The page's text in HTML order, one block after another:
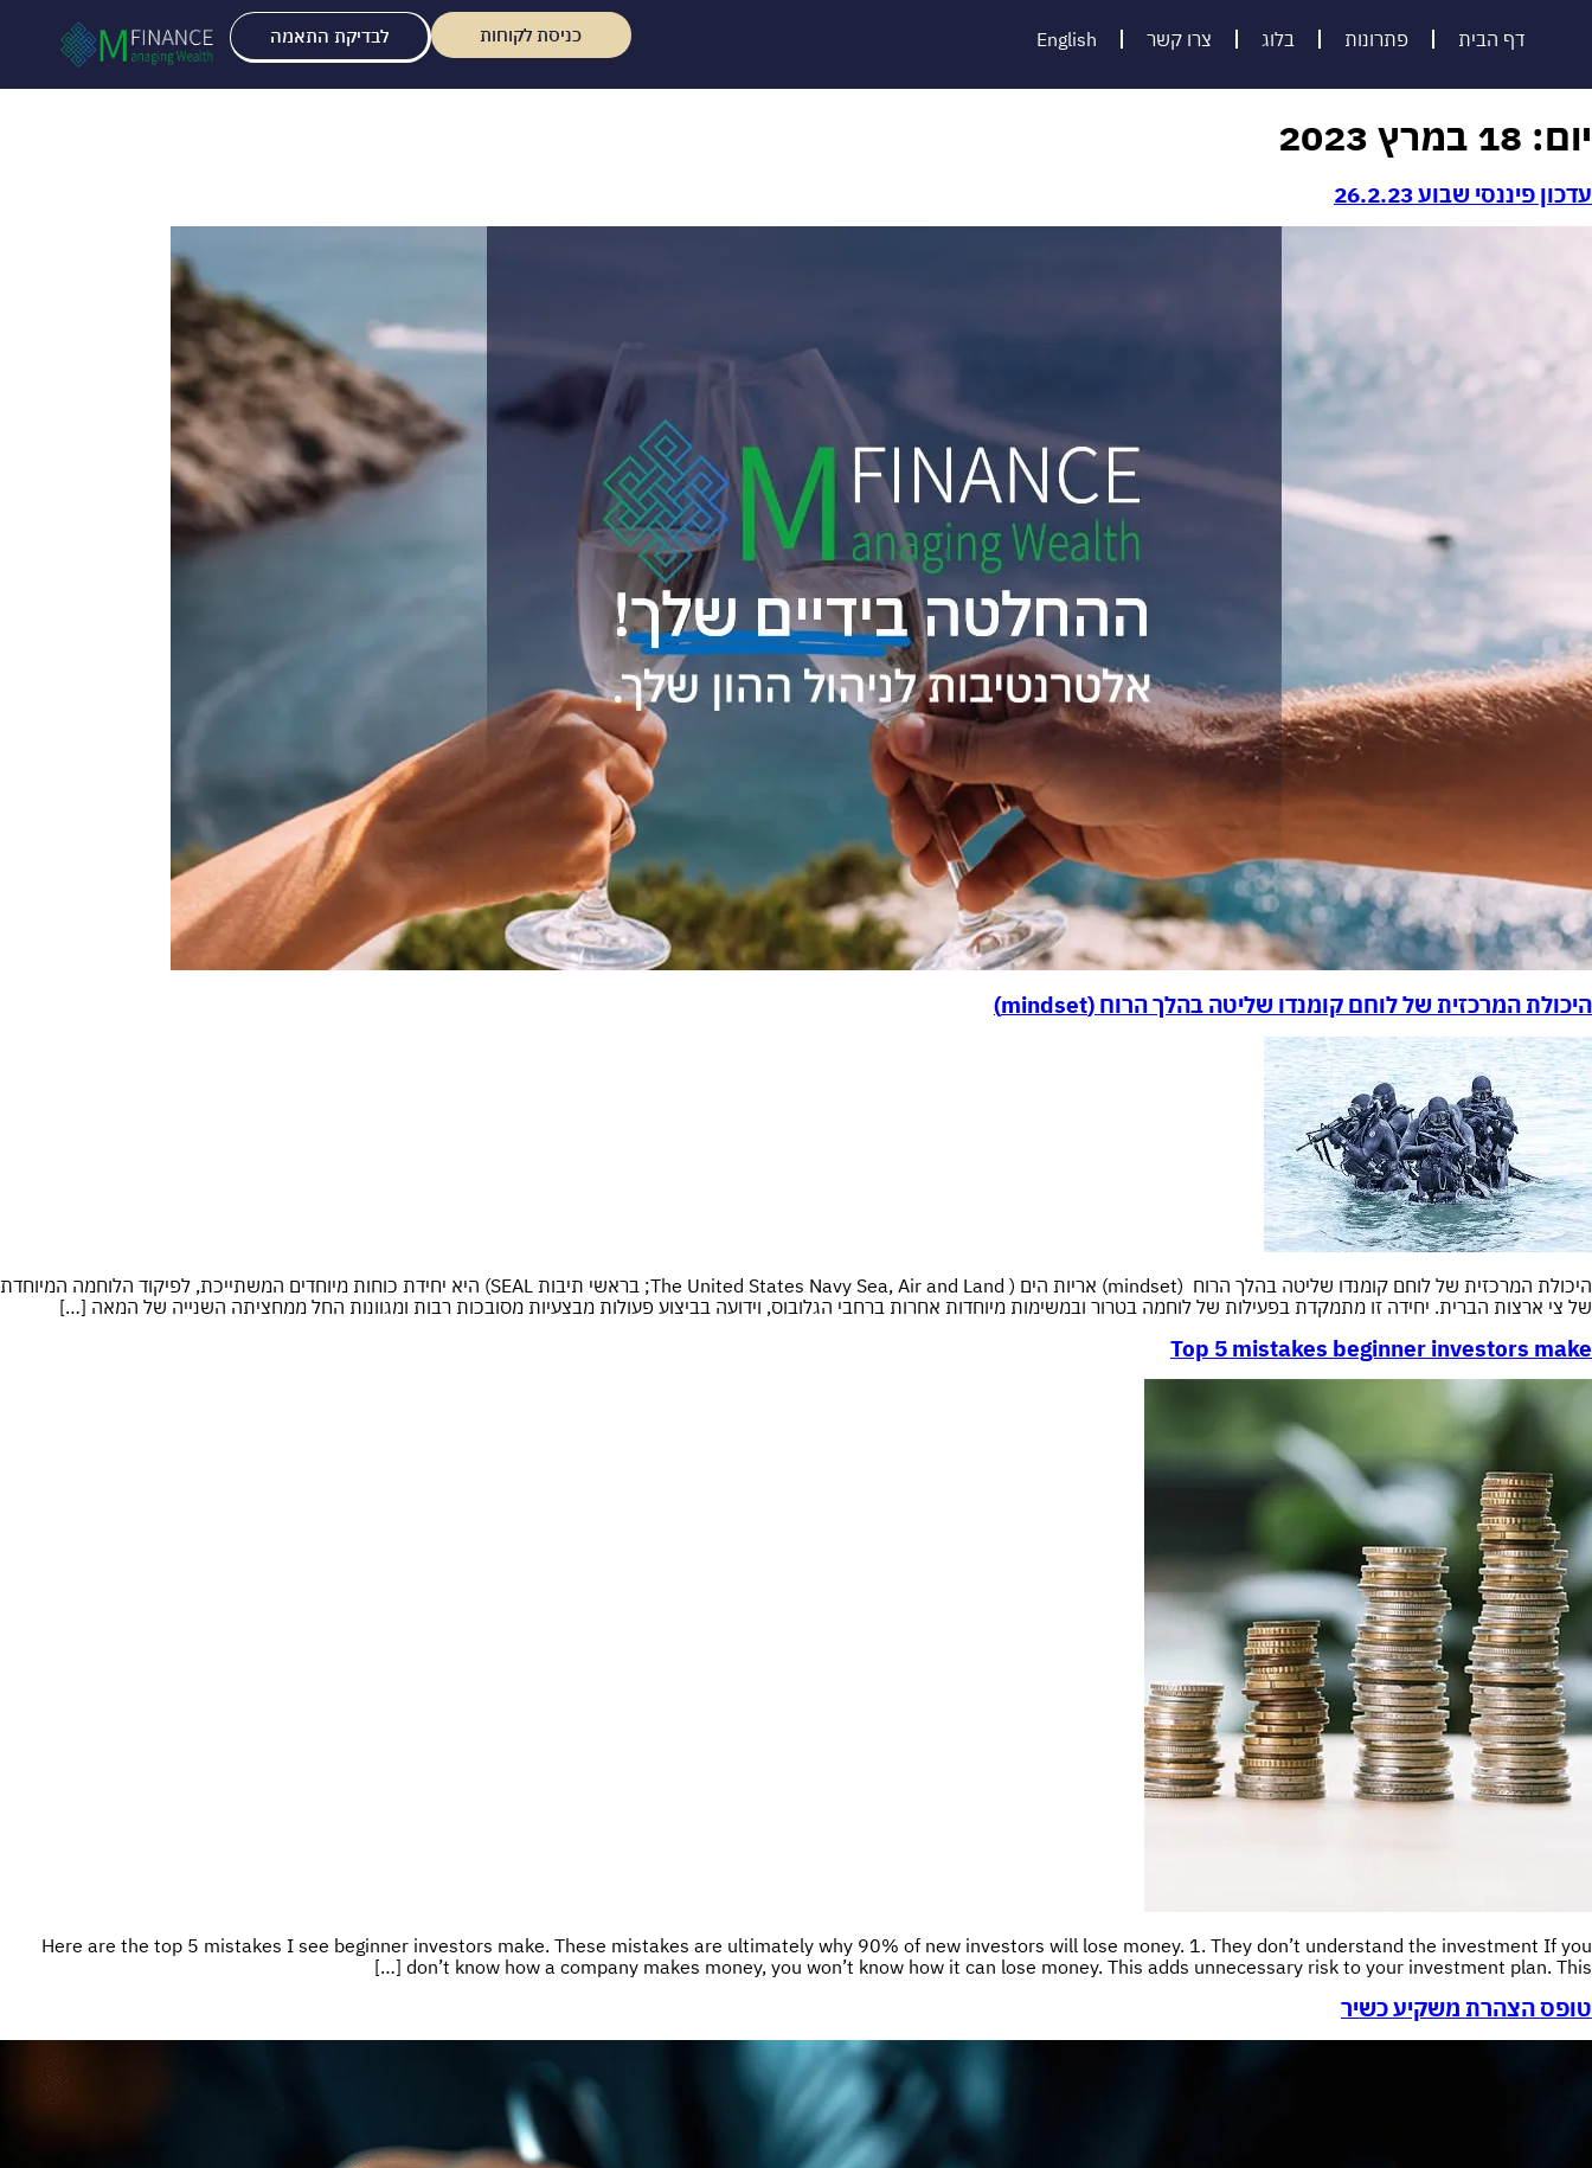
דף הבית פתרונות בלוג צרו קשר English לבדיקת התאמה כניסת לקוחות
יום: 18 במרץ 2023
עדכון פיננסי שבוע 26.2.23
היכולת המרכזית של לוחם קומנדו שליטה בהלך הרוח (mindset)
היכולת המרכזית של לוחם קומנדו שליטה בהלך הרוח (mindset) אריות הים ( The United States Navy Sea, Air and Land; בראשי תיבות SEAL) היא יחידת כוחות מיוחדים המשתייכת, לפיקוד הלוחמה המיוחדת
של צי ארצות הברית. יחידה זו מתמקדת בפעילות של לוחמה בטרור ובמשימות מיוחדות אחרות ברחבי הגלובוס, וידועה בביצוע פעולות מבצעיות מסובכות רבות ומגוונות החל ממחציתה השנייה של המאה […]
Top 5 mistakes beginner investors make
Here are the top 5 mistakes I see beginner investors make. These mistakes are ultimately why 90% of new investors will lose money. 1. They don’t understand the investment If you
don’t know how a company makes money, you won’t know how it can lose money. This adds unnecessary risk to your investment plan. This […]
טופס הצהרת משקיע כשיר